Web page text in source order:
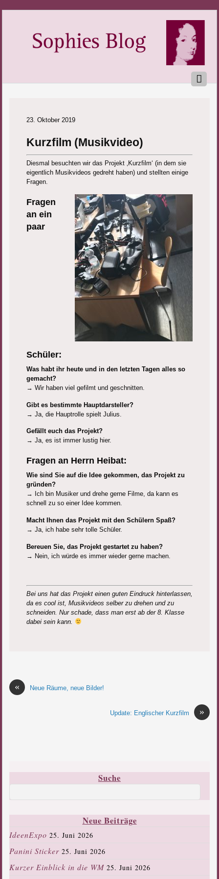
23. Oktober 2019
Kurzfilm (Musikvideo)
Diesmal besuchten wir das Projekt ‚Kurzfilm‘ (in dem sie
eigentlich Musikvideos gedreht haben) und stellten einige
Fragen.
Fragen
an ein
paar
Schüler:
Was habt ihr heute und in den letzten Tagen alles so
gemacht?
→ Wir haben viel gefilmt und geschnitten.
Gibt es bestimmte Hauptdarsteller?
→ Ja, die Hauptrolle spielt Julius.
Gefällt euch das Projekt?
→ Ja, es ist immer lustig hier.
Fragen an Herrn Heibat:
Wie sind Sie auf die Idee gekommen, das Projekt zu
gründen?
→ Ich bin Musiker und drehe gerne Filme, da kann es
schnell zu so einer Idee kommen.
Macht Ihnen das Projekt mit den Schülern Spaß?
→ Ja, ich habe sehr tolle Schüler.
Bereuen Sie, das Projekt gestartet zu haben?
→ Nein, ich würde es immer wieder gerne machen.
Bei uns hat das Projekt einen guten Eindruck hinterlassen,
da es cool ist, Musikvideos selber zu drehen und zu
schneiden. Nur schade, dass man erst ab der 8. Klasse
dabei sein kann.
« Neue Räume, neue Bilder!
»
Update: Englischer Kurzfilm
Suche
Neue Beiträge
IdeenExpo 25. Juni 2026
Panini Sticker 25. Juni 2026
Kurzer Einblick in die WM 25. Juni 2026